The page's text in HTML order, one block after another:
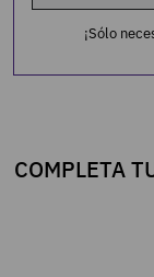
¡Sólo
COMPLETA